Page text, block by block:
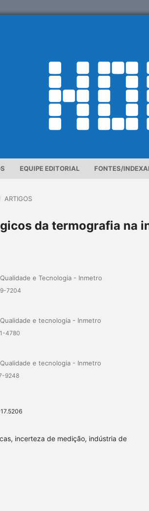
EQUIPE EDITORIAL FONTES/
/ ARTIGOS
da termografia na
e Tecnologia - Inmetro
7204
e tecnologia - Inmetro
4780
e tecnologia - Inmetro
9248
incerteza de medição, indústria de